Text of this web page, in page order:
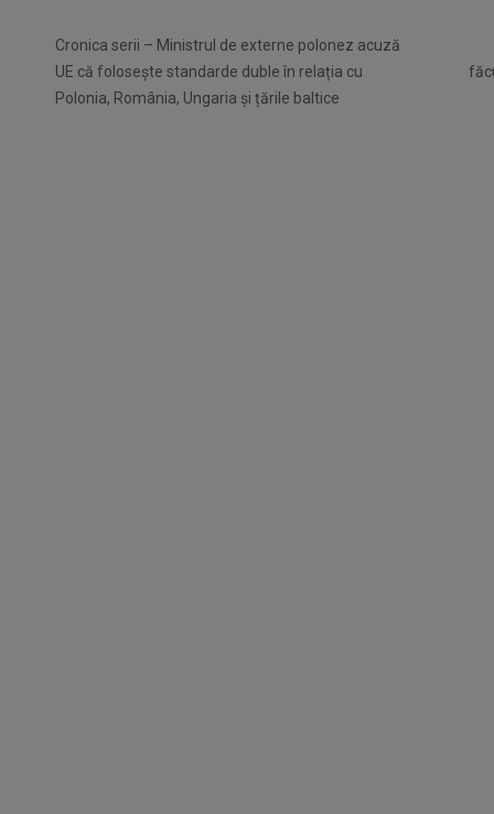
Cronica serii – Ministrul de externe polonez acuză
UE că folosește standarde duble în relația cu
Polonia, România, Ungaria și țările baltice